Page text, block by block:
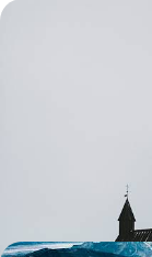
8 jours, de CHF 2000 à